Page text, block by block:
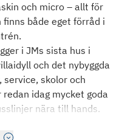
och micro – allt för
både eget förråd i
i JMs sista hus i
och det nybyggda
skolor och
idag mycket goda
nära till hands.